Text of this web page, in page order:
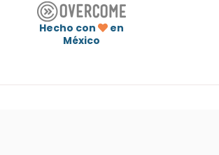
Hecho con
en
México